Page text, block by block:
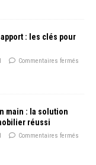
: les clés pour
Commentaires fermés
main : la solution
réussi
Commentaires fermés